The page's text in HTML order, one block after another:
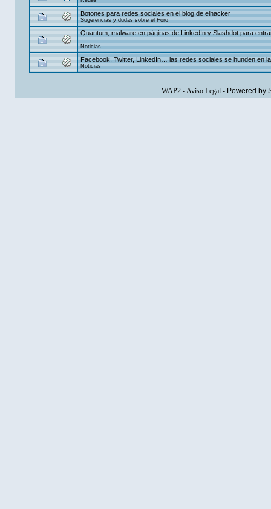
Botones para redes sociales en el blog de elhacker
Sugerencias y dudas sobre el Foro
Quantum, malware en páginas de LinkedIn y Slashdot para
...
Noticias
Facebook, Twitter, LinkedIn… las redes sociales se hunden en
Noticias
WAP2-Aviso Legal- Powered by